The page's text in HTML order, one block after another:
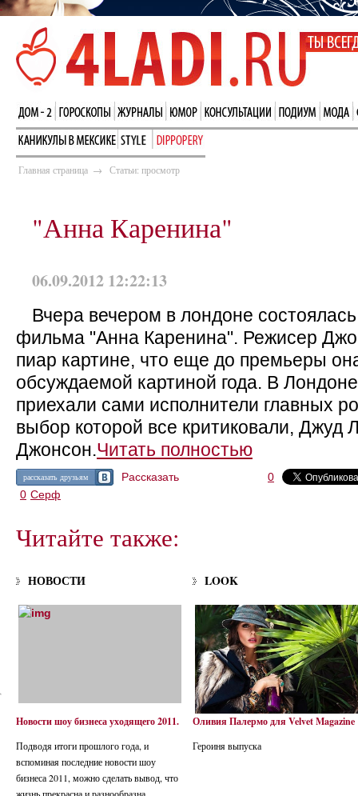
Главная страница → Статьи: просмотр
"Анна Каренина"
06.09.2012 12:22:13
Вчера вечером в лондоне
фильма "Анна Каренина". Режисер Джо
пиар картине, что еще до премьеры
обсуждаемой картиной года. В
приехали сами исполнители главных
выбор которой все критиковали, Джуд
Джонсон.Читать полностью
рассказать друзьям Рассказать
0
0 Серф
Читайте также:
НОВОСТИ
Новости шоу бизнеса уходящего 2011.
Подводя итоги прошлого года, и
вспоминая последние новости шоу
бизнеса 2011, можно сделать вывод, что
LOOK
Оливия Палермо для Velvet Magazine
Героиня выпуска